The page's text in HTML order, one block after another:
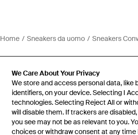
We Care About Your Privacy
We store and access personal data, like
identifiers, on your device. Selecting I
technologies. Selecting Reject All or
will disable them. If trackers are
you see may not be as relevant to you.
choices or withdraw consent at any
Home Sneakers da uomo Sneakers
Assistenza e info